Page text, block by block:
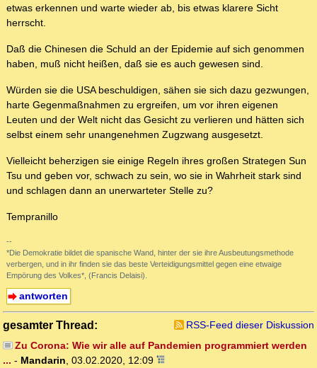
etwas erkennen und warte wieder ab, bis etwas klarere Sicht
herrscht.
Daß die Chinesen die Schuld an der Epidemie auf sich genommen
haben, muß nicht heißen, daß sie es auch gewesen sind.
Würden sie die USA beschuldigen, sähen sie sich dazu gezwungen,
harte Gegenmaßnahmen zu ergreifen, um vor ihren eigenen
Leuten und der Welt nicht das Gesicht zu verlieren und hätten sich
selbst einem sehr unangenehmen Zugzwang ausgesetzt.
Vielleicht beherzigen sie einige Regeln ihres großen Strategen Sun
Tsu und geben vor, schwach zu sein, wo sie in Wahrheit stark sind
und schlagen dann an unerwarteter Stelle zu?
Tempranillo
--
*Die Demokratie bildet die spanische Wand, hinter der sie ihre Ausbeutungsmethode
verbergen, und in ihr finden sie das beste Verteidigungsmittel gegen eine etwaige
Empörung des Volkes*, (Francis Delaisi).
antworten
gesamter Thread:
RSS-Feed dieser Diskussion
Zu Corona: Wie wir alle auf Pandemien programmiert werden
... - Mandarin, 03.02.2020, 12:09